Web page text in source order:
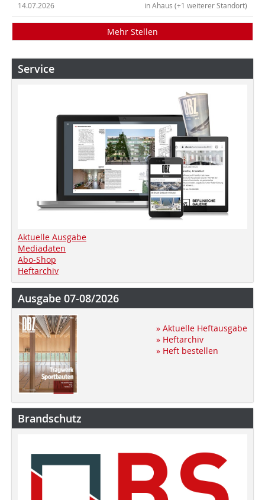
in Ahaus (+1 weiterer Standort)
14.07.2026
Mehr Stellen
Service
Aktuelle Ausgabe
Mediadaten
Abo-Shop
Heftarchiv
Ausgabe 07-08/2026
» Aktuelle Heftausgabe
» Heftarchiv
» Heft bestellen
Brandschutz